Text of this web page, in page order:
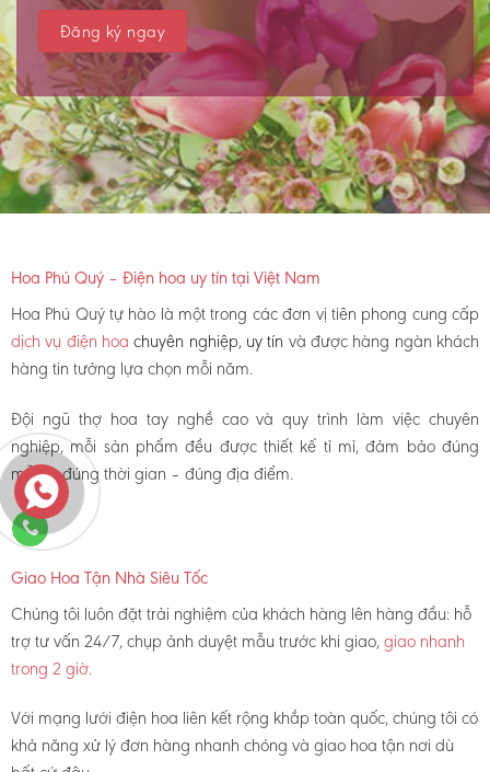
Hoa Phú Quý – Điện hoa uy tín tại Việt Nam
Hoa Phú Quý tự hào là một trong các đơn vị tiên phong cung cấp
dịch vụ điện hoachuyên nghiệp, uy tín và được hàng ngàn khách
hàng tin tưởng lựa chọn mỗi năm.
Đội ngũ thợ hoa tay nghề cao và quy trình làm việc chuyên
nghiệp, mỗi sản phẩm đều được thiết kế tỉ mỉ, đảm bảo đúng
mẫu – đúng thời gian – đúng địa điểm.
Giao Hoa Tận Nhà Siêu Tốc
Chúng tôi luôn đặt trải nghiệm của khách hàng lên hàng đầu: hỗ
trợ tư vấn 24/7, chụp ảnh duyệt mẫu trước khi giao,giao nhanh
trong 2 giờ.
Với mạng lưới điện hoa liên kết rộng khắp toàn quốc, chúng tôi có
khả năng xử lý đơn hàng nhanh chóng và giao hoa tận nơi dù